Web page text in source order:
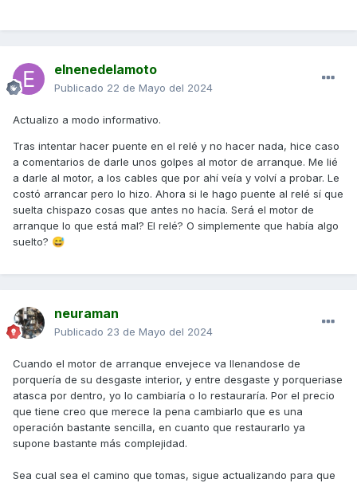
elnenedelamoto
Publicado 22 de Mayo del 2024
Actualizo a modo informativo.
Tras intentar hacer puente en el relé y no hacer nada, hice caso
a comentarios de darle unos golpes al motor de arranque. Me lié
a darle al motor, a los cables que por ahí veía y volví a probar. Le
costó arrancar pero lo hizo. Ahora si le hago puente al relé sí que
suelta chispazo cosas que antes no hacía. Será el motor de
arranque lo que está mal? El relé? O simplemente que había algo
suelto? 😅
neuraman
Publicado 23 de Mayo del 2024
Cuando el motor de arranque envejece va llenandose de
porquería de su desgaste interior, y entre desgaste y porqueriase
atasca por dentro, yo lo cambiaría o lo restauraría. Por el precio
que tiene creo que merece la pena cambiarlo que es una
operación bastante sencilla, en cuanto que restaurarlo ya
supone bastante más complejidad.
Sea cual sea el camino que tomas, sigue actualizando para que